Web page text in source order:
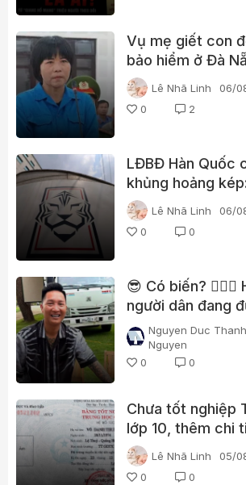
Vụ mẹ giết con
bảo hiểm ở Đà
phát hiện dấu
Lê Nhã Linh
06/
0
2
LĐBĐ Hàn Quốc
khủng hoảng
gái gọi cho trọng
đột kích trụ sở
Lê Nhã Linh
06/
0
0
😎 Có biến? 👮🏻‍♂️
người dân đang
nhà Huấn “hoa
Nguyen Duc Thanh
Nguyen
0
0
Chưa tốt nghiệp
lớp 10, thêm chi
thường trong học
đạo xã ở Quảng
Lê Nhã Linh
05/
0
0